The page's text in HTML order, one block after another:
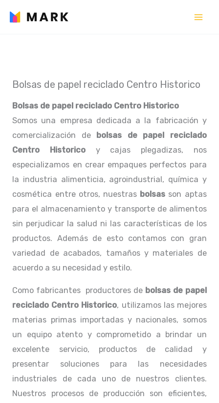
Bolsas de papel reciclado Centro Historico
Bolsas de papel reciclado Centro Historico
Somos una empresa dedicada a la fabricación y
comercialización de bolsas de papel reciclado
Centro Historicoy cajas plegadizas, nos
especializamos en crear empaques perfectos para
la industria alimenticia, agroindustrial, química y
cosmética entre otros, nuestras bolsas son aptas
para el almacenamiento y transporte de alimentos
sin perjudicar la salud ni las características de los
productos. Además de esto contamos con gran
variedad de acabados, tamaños y materiales de
acuerdo a su necesidad y estilo.
Como fabricantes productores de bolsas de papel
reciclado Centro Historico, utilizamos las mejores
materias primas importadas y nacionales, somos
un equipo atento y comprometido a brindar un
excelente servicio, productos de calidad y
presentar soluciones para las necesidades
industriales de cada uno de nuestros clientes.
Nuestros procesos de producción son eficientes,